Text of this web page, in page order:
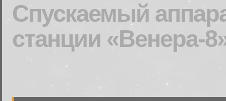
Спускаемый
станции «Венера-